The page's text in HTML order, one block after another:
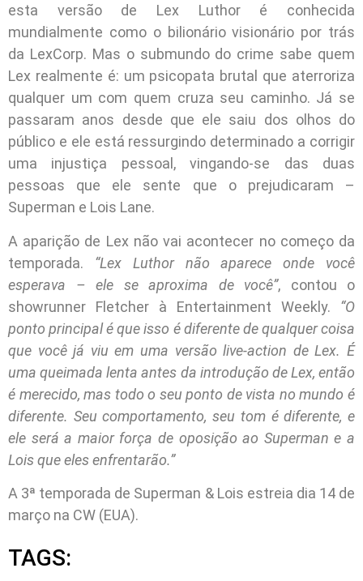
esta versão de Lex Luthor é conhecida
mundialmente como o bilionário visionário por trás
da LexCorp. Mas o submundo do crime sabe quem
Lex realmente é: um psicopata brutal que aterroriza
qualquer um com quem cruza seu caminho. Já se
passaram anos desde que ele saiu dos olhos do
público e ele está ressurgindo determinado a corrigir
uma injustiça pessoal, vingando-se das duas
pessoas que ele sente que o prejudicaram –
Superman e Lois Lane.
A aparição de Lex não vai acontecer no começo da
temporada. “Lex Luthor não aparece onde você
esperava – ele se aproxima de você”, contou o
showrunner Fletcher à Entertainment Weekly. “O
ponto principal é que isso é diferente de qualquer coisa
que você já viu em uma versão live-action de Lex. É
uma queimada lenta antes da introdução de Lex, então
é merecido, mas todo o seu ponto de vista no mundo é
diferente. Seu comportamento, seu tom é diferente, e
ele será a maior força de oposição ao Superman e a
Lois que eles enfrentarão.”
A 3ª temporada de Superman & Lois estreia dia 14 de
março na CW (EUA).
TAGS: